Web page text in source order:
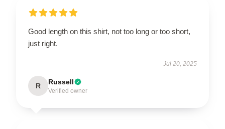
Good length on this shirt, not too long or too short,
just right.
Jul 20, 2025
R Russell
Verified owner